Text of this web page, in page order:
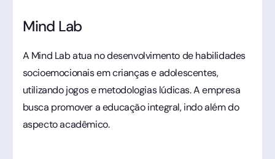
Mind Lab
A Mind Lab atua no desenvolvimento de habilidades
socioemocionais em crianças e adolescentes,
utilizando jogos e metodologias lúdicas. A empresa
busca promover a educação integral, indo além do
aspecto acadêmico.